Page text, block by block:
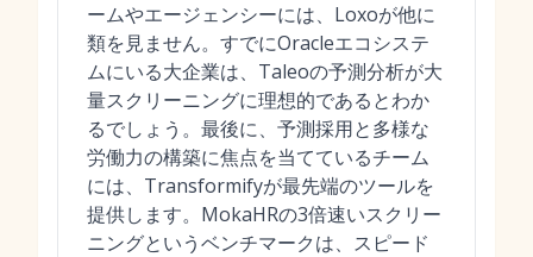
ームやエージェンシーには、Loxoが他に
類を見ません。すでにOracleエコシステ
ムにいる大企業は、Taleoの予測分析が大
量スクリーニングに理想的であるとわか
るでしょう。最後に、予測採用と多様な
労働力の構築に焦点を当てているチーム
には、Transformifyが最先端のツールを
提供します。MokaHRの3倍速いスクリー
ニングというベンチマークは、スピード